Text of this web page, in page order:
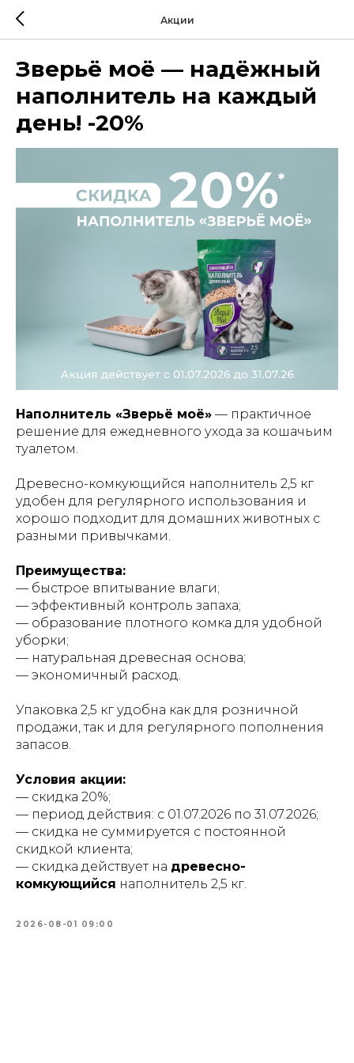
Акции
Зверьё моё — надёжный
наполнитель на каждый
день! -20%
Наполнитель «Зверьё моё» — практичное
решение для ежедневного ухода за кошачьим
туалетом.
Древесно-комкующийся наполнитель 2,5 кг
удобен для регулярного использования и
хорошо подходит для домашних животных с
разными привычками.
Преимущества:
— быстрое впитывание влаги;
— эффективный контроль запаха;
— образование плотного комка для удобной
уборки;
— натуральная древесная основа;
— экономичный расход.
Упаковка 2,5 кг удобна как для розничной
продажи, так и для регулярного пополнения
запасов.
Условия акции:
— скидка 20%;
— период действия: с 01.07.2026 по 31.07.2026;
— скидка не суммируется с постоянной
скидкой клиента;
— скидка действует на древесно-
комкующийся наполнитель 2,5 кг.
2026-08-01 09:00